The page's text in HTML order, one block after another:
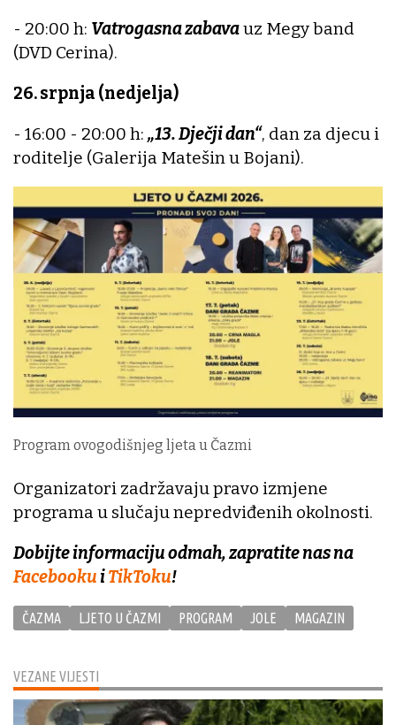
VEZANE VIJESTI
- 20:00 h: Vatrogasna zabavauz Megy band
(DVD Cerina).
26. srpnja (nedjelja)
- 16:00 - 20:00 h: „13. Dječji dan“, dan za djecu i
roditelje (Galerija Matešin u Bojani).
Program ovogodišnjeg ljeta u Čazmi
Organizatori zadržavaju pravo izmjene
programa u slučaju nepredviđenih okolnosti.
Dobijte informaciju odmah, zapratite nas na
FacebookuiTikToku!
ČAZMA LJETO U ČAZMI PROGRAM JOLE MAGAZIN